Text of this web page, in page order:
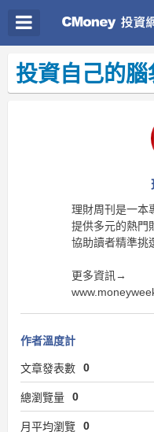
投資自己的腦
理財周刊是一本
提供多元的熱門
協助讀者精準挑
更多資訊→
作者溫度計
文章發表數 0
總瀏覽量 0
月平均瀏覽 0